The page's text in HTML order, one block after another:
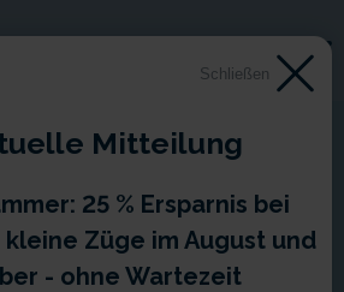
Schließen
Mitteilung
25 % Ersparnis bei
Züge im August und
- ohne Wartezeit